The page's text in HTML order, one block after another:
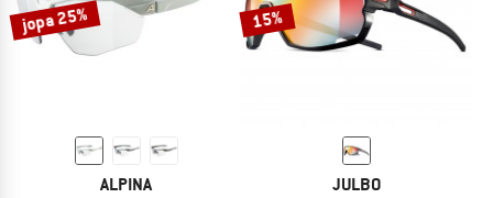
jopa 25%
ALPINA
15%
JULBO